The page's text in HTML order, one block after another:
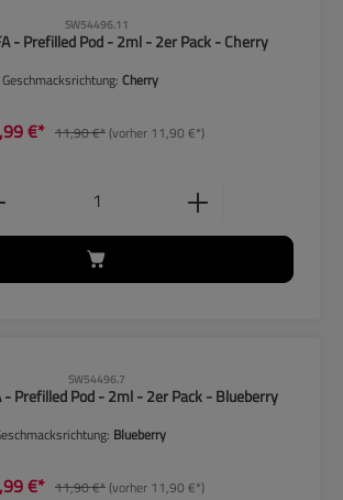
SW54496.11
- Prefilled Pod - 2ml - 2er Pack - Cherry
Geschmacksrichtung: Cherry
€* 11,90 €*(vorher 11,90 €*)
Anzahl: Gib den
SW54496.7
- Prefilled Pod - 2ml - 2er Pack - Blueberry
Blueberry
€* 11,90 €*(vorher 11,90 €*)